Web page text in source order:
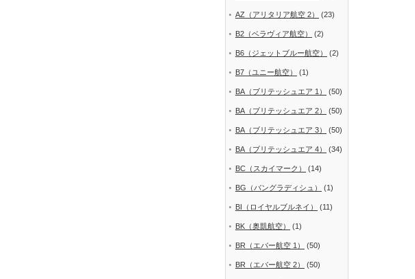
AZ（アリタリア航空 2） (23)
B2（ベラヴィア航空） (2)
B6（ジェットブルー航空） (2)
B7（ユニー航空） (1)
BA（ブリテッシュエア 1） (50)
BA（ブリテッシュエア 2） (50)
BA（ブリテッシュエア 3） (50)
BA（ブリテッシュエア 4） (34)
BC（スカイマーク） (14)
BG（バングラディシュ） (1)
BI（ロイヤルブルネイ） (11)
BK（奥凱航空） (1)
BR（エバー航空 1） (50)
BR（エバー航空 2） (50)